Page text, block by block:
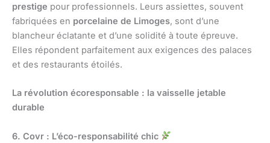
prestige pour professionnels. Leurs assiettes, souvent
fabriquées en porcelaine de Limoges, sont d’une
blancheur éclatante et d’une solidité à toute épreuve.
Elles répondent parfaitement aux exigences des palaces
et des restaurants étoilés.
La révolution écoresponsable : la vaisselle jetable
durable
6. Covr : L’éco-responsabilité chic